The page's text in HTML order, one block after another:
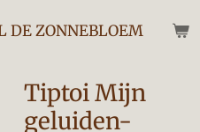
DE ZONNEBLOEM
Tiptoi Mijn
geluiden-